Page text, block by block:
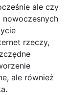
ale czy
nowoczesnych
rzeczy,
ale również